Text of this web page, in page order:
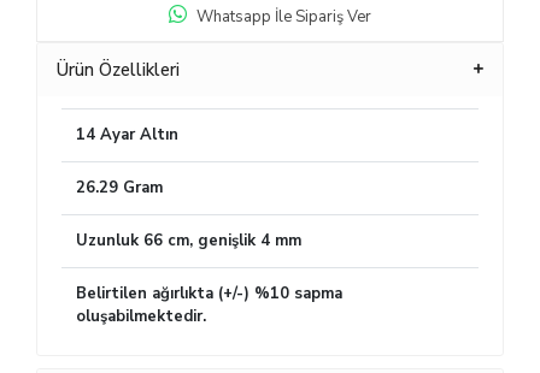
Whatsapp İle Sipariş Ver
Ürün Özellikleri
14 Ayar Altın
26.29 Gram
Uzunluk 66 cm, genişlik 4 mm
Belirtilen ağırlıkta (+/-) %10 sapma
oluşabilmektedir.